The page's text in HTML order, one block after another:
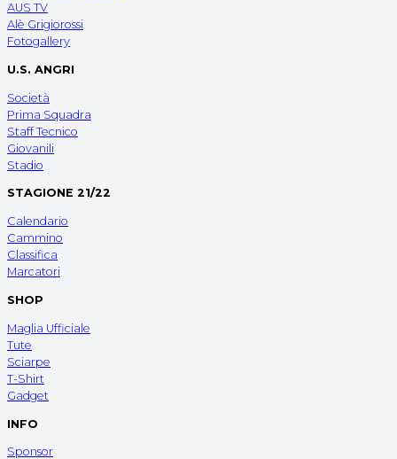
AUS TV
Alè Grigiorossi
Fotogallery
U.S. ANGRI
Società
Prima Squadra
Staff Tecnico
Giovanili
Stadio
STAGIONE 21/22
Calendario
Cammino
Classifica
Marcatori
SHOP
Maglia Ufficiale
Tute
Sciarpe
T-Shirt
Gadget
INFO
Sponsor